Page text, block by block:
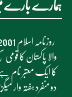
ہمارے بارے
والا پاکستان کا
کا ایک معتبر نام
دو منفرد ہفتہ وار